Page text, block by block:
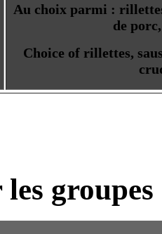
Au choix parmi :
de
Choice of rillettes,